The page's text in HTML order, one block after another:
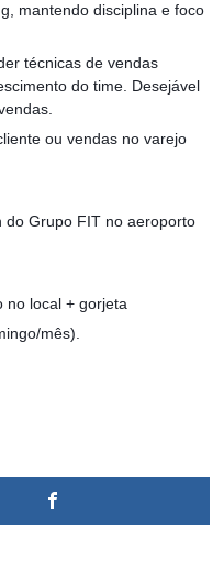
mantendo disciplina e foco
técnicas de vendas
do time. Desejável
ou vendas no varejo
do Grupo FIT no aeroporto
no local + gorjeta
mês).